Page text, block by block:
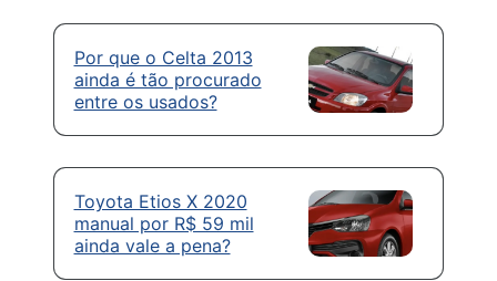
Por que o Celta 2013
ainda é tão procurado
entre os usados?
Toyota Etios X 2020
manual por R$ 59 mil
ainda vale a pena?